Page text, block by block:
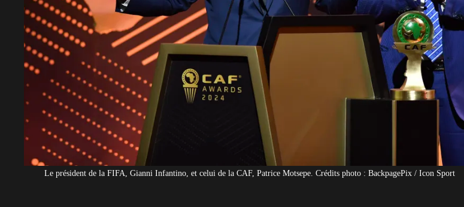
Le président de la FIFA, Gianni Infantino, et celui de la CAF, Patrice Motsepe. Crédits photo : BackpagePix / Icon Sport